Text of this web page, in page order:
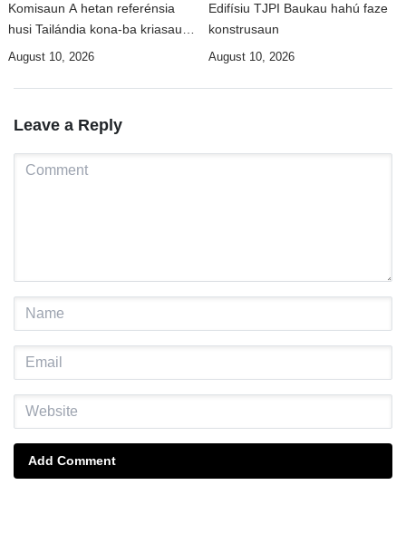
Komisaun A hetan referénsia
husi Tailándia kona-ba kriasaun
Lei Siberkrime
August 10, 2026
Edifísiu TJPI Baukau hahú faze
konstrusaun
August 10, 2026
Leave a Reply
Add Comment